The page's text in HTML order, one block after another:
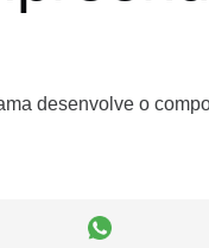
desenvolve o